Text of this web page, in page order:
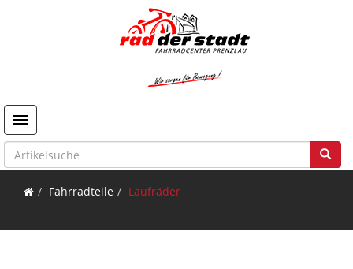
Toggle navigation
Fahrradteile Laufräder